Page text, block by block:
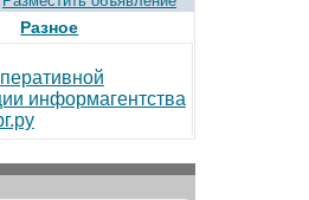
Разное
информагентства